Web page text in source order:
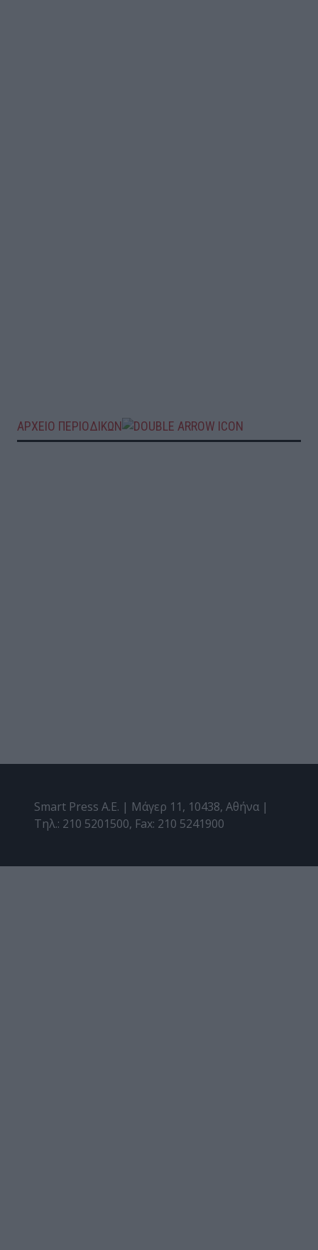
ΑΡΧΕΙΟ ΠΕΡΙΟΔΙΚΩΝ
Smart Press A.E. | Μάγερ 11, 10438, Αθήνα |
Τηλ.: 210 5201500, Fax: 210 5241900